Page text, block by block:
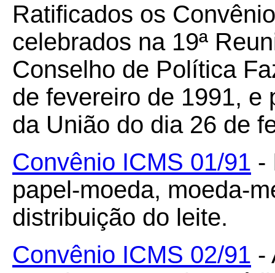
Ratificados os
celebrados na 19ª
Conselho de Política
de fevereiro de 1991, e
da União do dia 26 de
Convênio ICMS 01/91 -
papel-moeda, moeda-
distribuição do leite.
Convênio ICMS 02/91 -